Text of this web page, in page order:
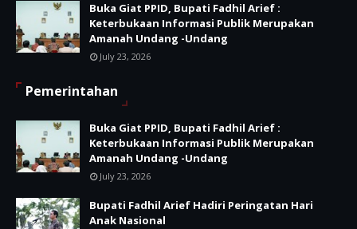
Buka Giat PPID, Bupati Fadhil Arief :
Keterbukaan Informasi Publik Merupakan
Amanah Undang -Undang
July 23, 2026
Pemerintahan
Buka Giat PPID, Bupati Fadhil Arief :
Keterbukaan Informasi Publik Merupakan
Amanah Undang -Undang
July 23, 2026
Bupati Fadhil Arief Hadiri Peringatan Hari
Anak Nasional